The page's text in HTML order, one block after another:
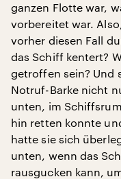
ganzen Flotte war,
vorbereitet war.
vorher diesen Fall
das Schiff kentert?
getroffen sein? Und
Notruf-Barke nicht
unten, im
hin retten konnte
hatte sie sich
unten, wenn das
rausgucken kann,